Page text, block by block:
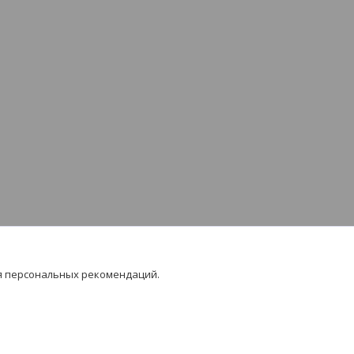
персональных рекомендаций.